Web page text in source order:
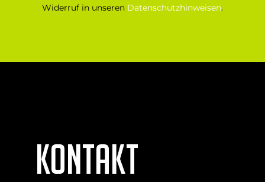
Widerruf in unseren Datenschutzhinweisen.
KONTAKT